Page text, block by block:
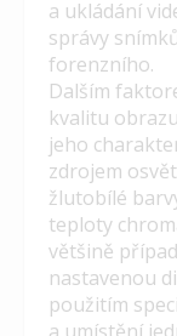
a ukládání
správy
forenzního.
Dalším
kvalitu
jeho
zdrojem
žlutobílé
teploty
většině
nastavenou
použitím